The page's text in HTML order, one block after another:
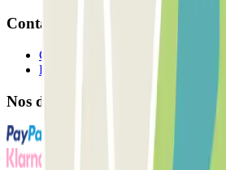
Contact
Contactez-nous
FAQ
Nos différents modes de paiement: